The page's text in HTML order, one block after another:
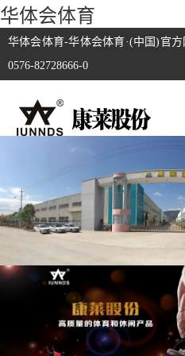
华体会体育
华体会体育-华体会体育·(中国)官方
0576-82728666-0